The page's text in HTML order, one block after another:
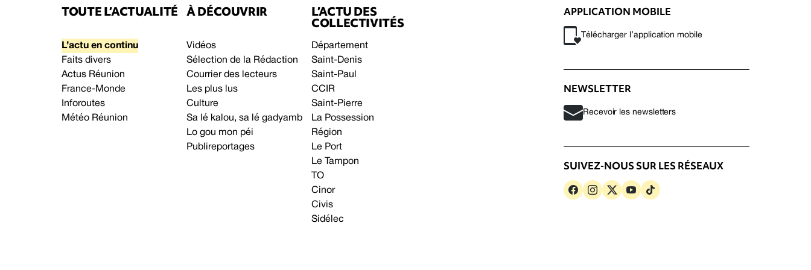
TOUTE L’ACTUALITÉ
L’actu en continu
Faits divers
Actus Réunion
France-Monde
Inforoutes
Météo Réunion
À DÉCOUVRIR
Vidéos
Sélection de la Rédaction
Courrier des lecteurs
Les plus lus
Culture
Sa lé kalou, sa lé gadyamb
Lo gou mon péi
Publireportages
L’ACTU DES
COLLECTIVITÉS
Département
Saint-Denis
Saint-Paul
CCIR
Saint-Pierre
La Possession
Région
Le Port
Le Tampon
TO
Cinor
Civis
Sidélec
APPLICATION MOBILE
Télécharger l’application mobile
NEWSLETTER
Recevoir les newsletters
SUIVEZ-NOUS SUR LES RÉSEAUX